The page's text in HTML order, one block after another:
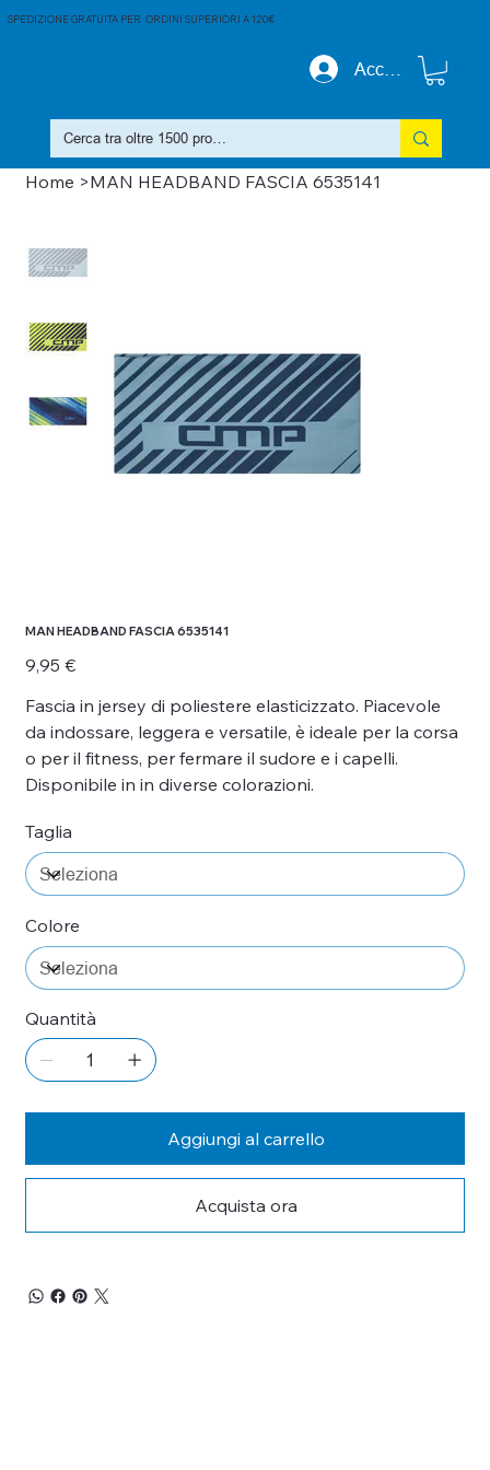
Accedi
SPEDIZIONE GRATUITA PER ORDINI SUPERIORI A 120€
Home >MAN HEADBAND FASCIA 6535141
MAN HEADBAND FASCIA 6535141
Prezzo
9,95 €
Fascia in jersey di poliestere elasticizzato. Piacevole
da indossare, leggera e versatile, è ideale per la corsa
o per il fitness, per fermare il sudore e i capelli.
Disponibile in in diverse colorazioni.
Taglia
Colore
Quantità
Aggiungi al carrello
Acquista ora